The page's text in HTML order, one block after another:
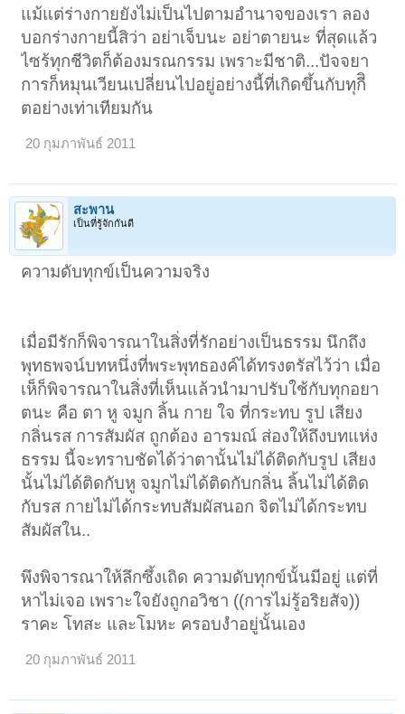
แม้แต่ร่างกายยังไม่เป็นไปตามอำนาจของเรา ลอง
บอกร่างกายนี้สิว่า อย่าเจ็บนะ อย่าตายนะ ที่สุดแล้ว
ไซร้ทุกชีวิตก็ต้องมรณกรรม เพราะมีชาติ...ปัจจยา
การก็หมุนเวียนเปลี่ยนไปอยู่อย่างนี้ที่เกิดขึ้นกับทุกีิ
ตอย่างเท่าเทียมกัน
20 กุมภาพันธ์ 2011
สะพาน
เป็นที่รู้จักกันดี
ความดับทุกข์เป็นความจริง
เมื่อมีรักก็พิจารณาในสิ่งที่รักอย่างเป็นธรรม นึกถึง
พุทธพจน์บทหนึ่งที่พระพุทธองค์ได้ทรงตรัสไว้ว่า เมื่อ
เห็ก็พิจารณาในสิ่งที่เห็นแล้วนำมาปรับใช้กับทุกอยา
ตนะ คือ ตา หู จมูก ลิ้น กาย ใจ ที่กระทบ รูป เสียง
กลิ่นรส การสัมผัส ถูกต้อง อารมณ์ ส่องให้ถึงบทแห่ง
ธรรม นี้จะทราบชัดได้ว่าตานั้นไม่ได้ติดกับรูป เสียง
นั้นไม่ได้ติดกับหู จมูกไม่ได้ติดกับกลิ่น ลิ้นไม่ได้ติด
กับรส กายไม่ได้กระทบสัมผัสนอก จิตไม่ได้กระทบ
สัมผัสใน..
พึงพิจารณาให้ลึกซึ้งเถิด ความดับทุกข์นั้นมีอยู่ แต่ที่
หาไม่เจอ เพราะใจยังถูกอวิชา ((การไม่รู้อริยสัจ))
ราคะ โทสะ และโมหะ ครอบงำอยู่นั้นเอง
20 กุมภาพันธ์ 2011